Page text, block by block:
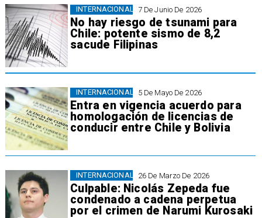
7 De Junio De 2026
No hay riesgo de tsunami para
Chile: potente sismo de 8,2
sacude Filipinas
INTERNACIONAL
5 De Mayo De 2026
Entra en vigencia acuerdo para
homologación de licencias de
conducir entre Chile y Bolivia
INTERNACIONAL
26 De Marzo De 2026
Culpable: Nicolás Zepeda fue
condenado a cadena perpetua
por el crimen de Narumi Kurosaki
INTERNACIONAL